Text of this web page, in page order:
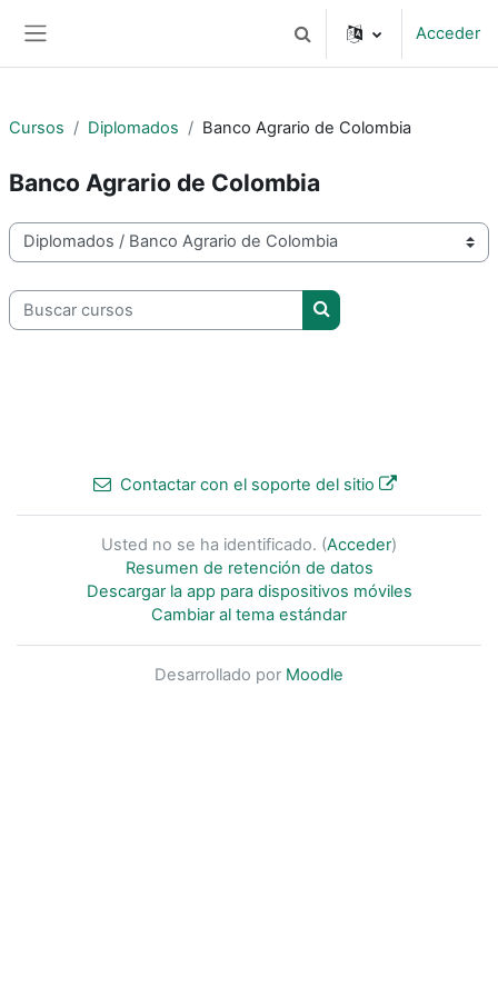
Selector de búsqueda de
Acceder
Cursos Diplomados Banco Agrario de Colombia
Banco Agrario de Colombia
Categorías
Buscar cursos
Buscar cursos
Contactar con el soporte del sitio
Usted no se ha identificado. (Acceder)
Resumen de retención de datos
Descargar la app para dispositivos móviles
Cambiar al tema estándar
Desarrollado por Moodle